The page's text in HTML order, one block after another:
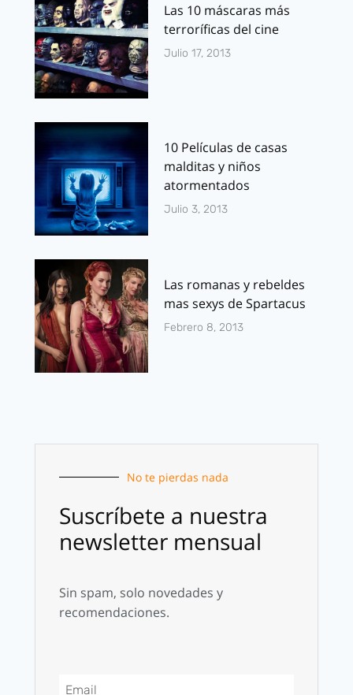
Las 10 máscaras más
terroríficas del cine
Julio 17, 2013
10 Películas de casas
malditas y niños
atormentados
Julio 3, 2013
Las romanas y rebeldes
mas sexys de Spartacus
Febrero 8, 2013
No te pierdas nada
Suscríbete a nuestra
newsletter mensual
Sin spam, solo novedades y
recomendaciones.